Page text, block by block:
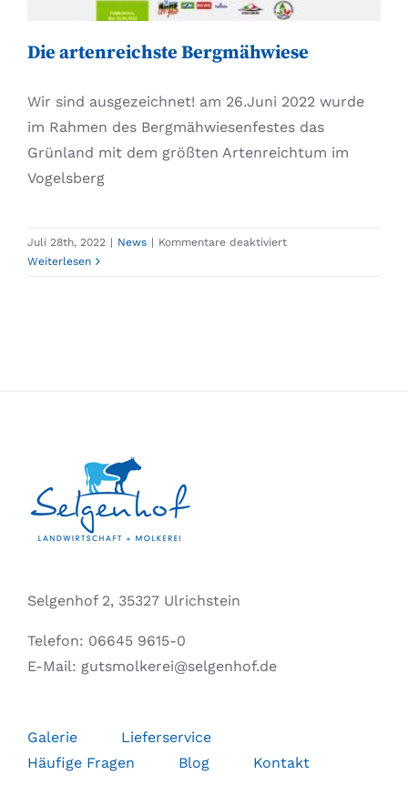
Die artenreichste Bergmähwiese
Wir sind ausgezeichnet! am 26.Juni 2022 wurde
im Rahmen des Bergmähwiesenfestes das
Grünland mit dem größten Artenreichtum im
Vogelsberg
Juli 28th, 2022 | News | Kommentare deaktiviertfür
Weiterlesen
Selgenhof 2, 35327 Ulrichstein
Telefon: 06645 9615-0
E-Mail: gutsmolkerei@selgenhof.de
Galerie
Lieferservice
Häufige Fragen
Blog Kontakt